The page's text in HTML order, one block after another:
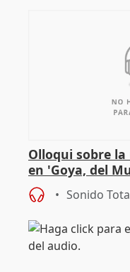
Olloqui sobre
en 'Goya, del
Sonido